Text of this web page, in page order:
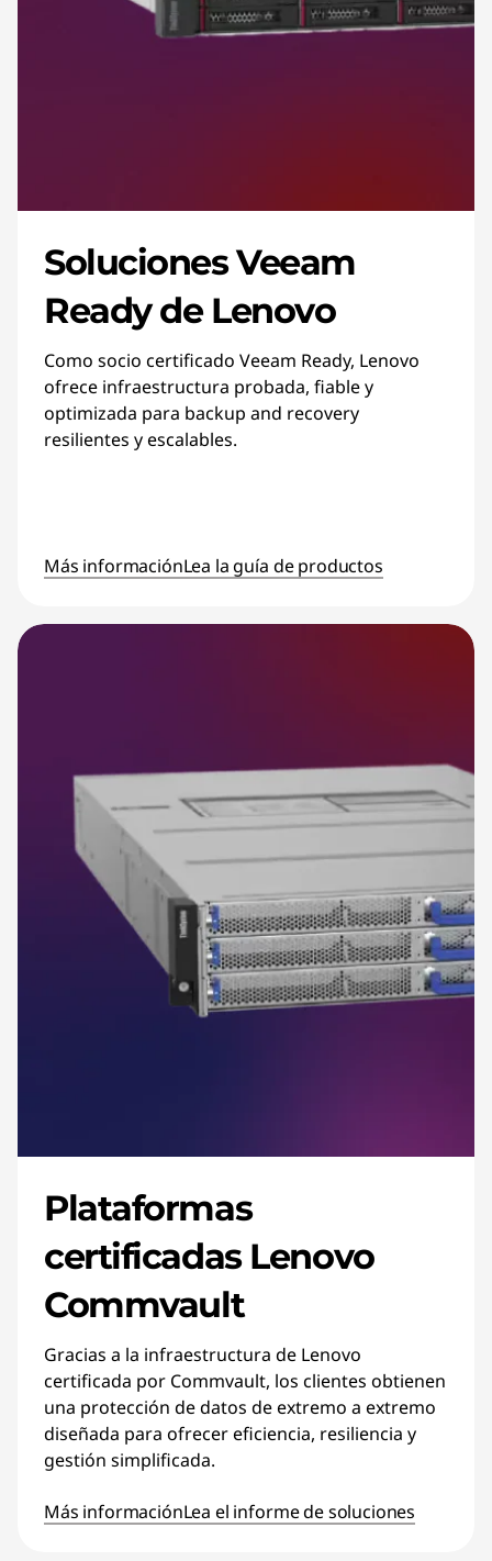
Soluciones Veeam
Ready de Lenovo
Como socio certificado Veeam Ready, Lenovo
ofrece infraestructura probada, fiable y
optimizada para backup and recovery
resilientes y escalables.
Más informaciónLea la guía de productos
Plataformas
certificadas Lenovo
Commvault
Gracias a la infraestructura de Lenovo
certificada por Commvault, los clientes obtienen
una protección de datos de extremo a extremo
diseñada para ofrecer eficiencia, resiliencia y
gestión simplificada.
Más informaciónLea el informe de soluciones